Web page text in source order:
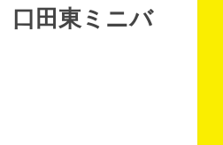
口田東ミニバ